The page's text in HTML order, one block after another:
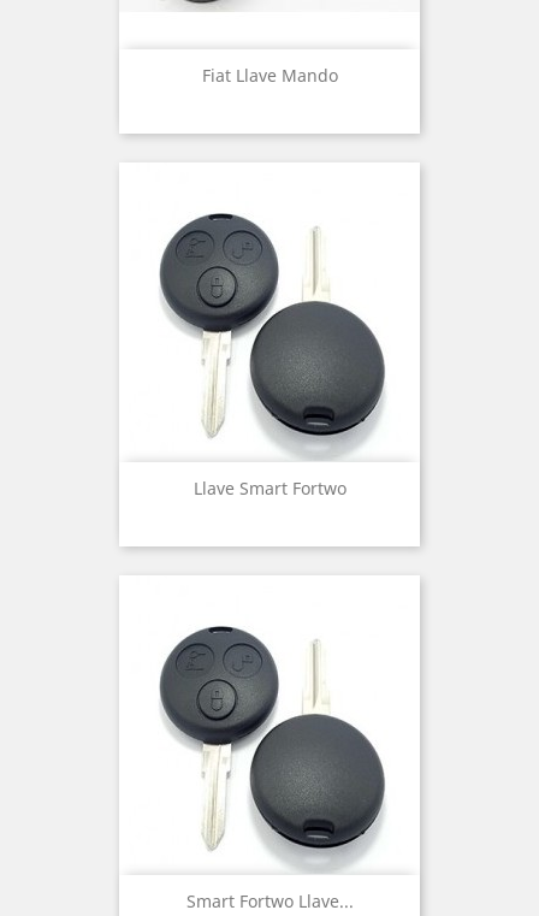
Fiat Llave Mando
Llave Smart Fortwo
Smart Fortwo Llave...